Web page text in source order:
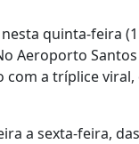
quinta-feira
Aeroporto
a tríplice
a sexta-feira,